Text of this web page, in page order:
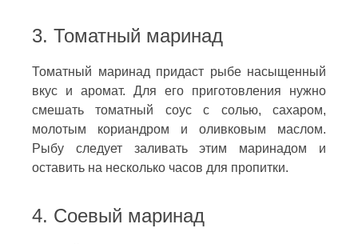
3. Томатный маринад
Томатный маринад придаст рыбе насыщенный
вкус и аромат. Для его приготовления нужно
смешать томатный соус с солью, сахаром,
молотым кориандром и оливковым маслом.
Рыбу следует заливать этим маринадом и
оставить на несколько часов для пропитки.
4. Соевый маринад